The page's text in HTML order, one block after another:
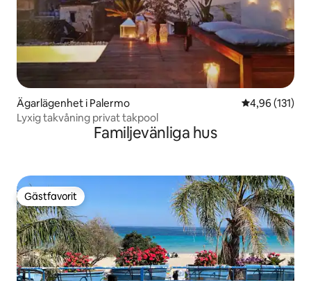
Ägarlägenhet i Palermo 4,96 av 5 i
4,96 (131)
Lyxig takvåning privat takpool
Familjevänliga hus
Gästfavorit
Gästfavorit